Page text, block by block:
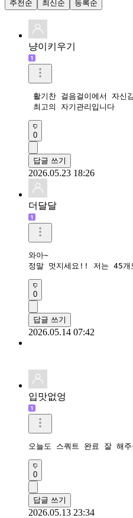
추천순 최신순 등록순
냥이키우기
활기찬 걸음걸이에서 자신
최고의 자기관리입니다
0
답글 쓰기
2026.05.23 18:26
더달달
와아~
정말 멋지세요!! 저는 45개
0
답글 쓰기
2026.05.14 07:42
입맛없엉
오늘도 스쿼트 완료 잘 해
0
답글 쓰기
2026.05.13 23:34